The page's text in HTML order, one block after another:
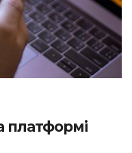
платформі